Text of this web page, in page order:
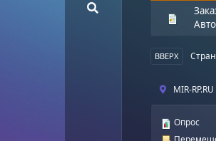
ВВЕРХ
MIR-RP.RU
Опрос